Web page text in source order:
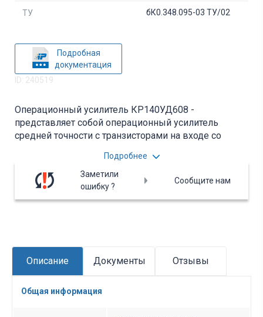
ТУ бК0.348.095-03 ТУ/02
Подробная
документация
ID: 240519
Операционный усилитель КР140УД608 -
представляет собой операционный усилитель
средней точности с транзисторами на входе со
токами, с внутренней частотной коррекцией и
схемой защиты выхода от короткого замыкания.
Содержит 45 интегральных элементов.
Корпус типа 2101.8-1
Подробнее
Заметили
ошибку ?
Сообщите нам
Описание Документы Отзывы
Общая информация